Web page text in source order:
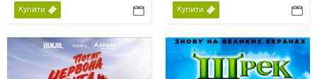
Купити Купити